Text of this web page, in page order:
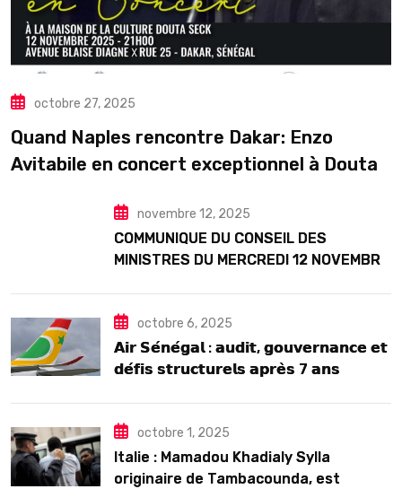
octobre 27, 2025
Quand Naples rencontre Dakar: Enzo
Avitabile en concert exceptionnel à Douta
novembre 12, 2025
COMMUNIQUE DU CONSEIL DES
MINISTRES DU MERCREDI 12 NOVEMBRE
octobre 6, 2025
𝗔𝗶𝗿 𝗦𝗲́𝗻𝗲́𝗴𝗮𝗹 : 𝗮𝘂𝗱𝗶𝘁, 𝗴𝗼𝘂𝘃𝗲𝗿𝗻𝗮𝗻𝗰𝗲 𝗲𝘁
𝗱𝗲́𝗳𝗶𝘀 𝘀𝘁𝗿𝘂𝗰𝘁𝘂𝗿𝗲𝗹𝘀 𝗮𝗽𝗿𝗲̀𝘀 7 𝗮𝗻𝘀
octobre 1, 2025
Italie : Mamadou Khadialy Sylla
originaire de Tambacounda, est